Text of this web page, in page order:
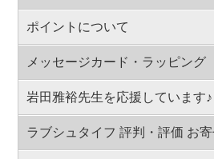
ポイントについて
メッセージカード・ラッピング
岩田雅裕先生を応援しています♪
ラブシュタイフ 評判・評価 お